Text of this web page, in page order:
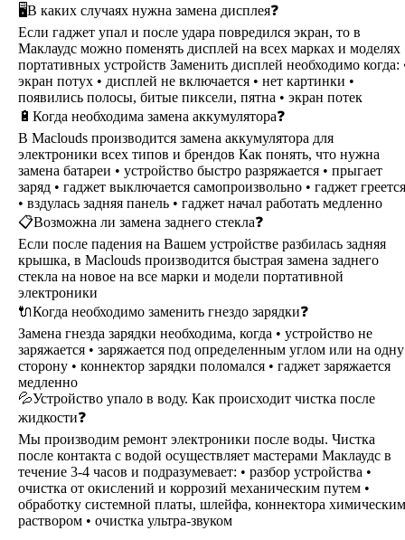
🖥В каких случаях нужна замена дисплея❓
Если гаджет упал и после удара повредился экран, то в
Маклаудс можно поменять дисплей на всех марках и моделях
портативных устройств Заменить дисплей необходимо когда:
экран потух • дисплей не включается • нет картинки •
появились полосы, битые пиксели, пятна • экран потек
🔋Когда необходима замена аккумулятора❓
В Maclouds производится замена аккумулятора для
электроники всех типов и брендов Как понять, что нужна
замена батареи • устройство быстро разряжается • прыгает
заряд • гаджет выключается самопроизвольно • гаджет греется
• вздулась задняя панель • гаджет начал работать медленно
📋Возможна ли замена заднего стекла❓
Если после падения на Вашем устройстве разбилась задняя
крышка, в Maclouds производится быстрая замена заднего
стекла на новое на все марки и модели портативной
электроники
🔌Когда необходимо заменить гнездо зарядки❓
Замена гнезда зарядки необходима, когда • устройство не
заряжается • заряжается под определенным углом или на одну
сторону • коннектор зарядки поломался • гаджет заряжается
медленно
💦Устройство упало в воду. Как происходит чистка после
жидкости❓
Мы производим ремонт электроники после воды. Чистка
после контакта с водой осуществляет мастерами Маклаудс в
течение 3-4 часов и подразумевает: • разбор устройства •
очистка от окислений и коррозий механическим путем •
обработку системной платы, шлейфа, коннектора химическим
раствором • очистка ультра-звуком